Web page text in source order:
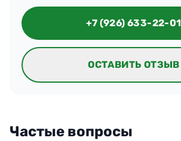
+7 (926) 633-22-01
ОСТАВИТЬ ОТЗЫВ
Частые вопросы